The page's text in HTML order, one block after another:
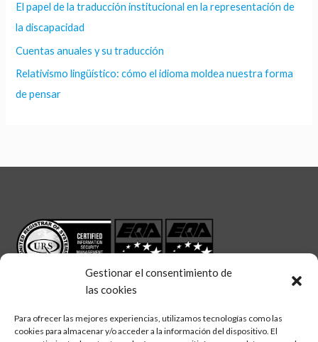
Gestionar el consentimiento de
las cookies
Para ofrecer las mejores experiencias, utilizamos tecnologías como las
cookies para almacenar y/o acceder a la información del dispositivo. El
El papel de la traducción institucional en la representación de
la discapacidad
Cuentas anuales y su traducción
Relativismo lingüístico: cómo el idioma moldea nuestra forma
de pensar